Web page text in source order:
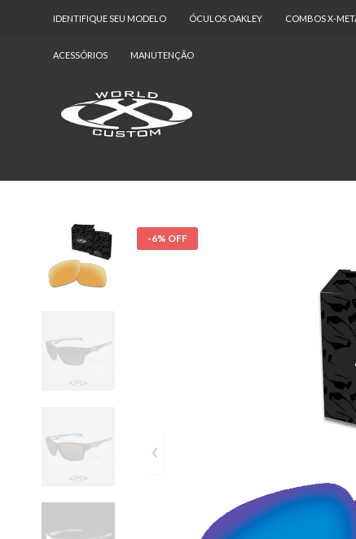
IDENTIFIQUE SEU MODELO ÓCULOS OAKLEY COMBOS X-
ACESSÓRIOS MANUTENÇÃO
-6% OFF